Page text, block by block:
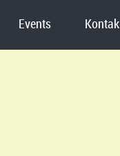
Events Kontak